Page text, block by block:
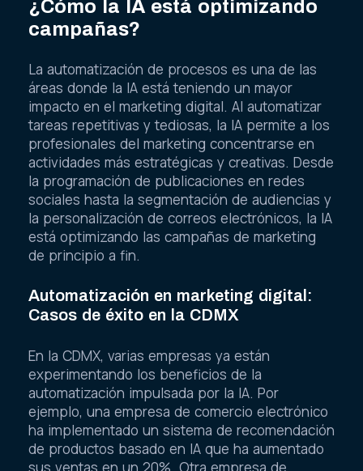
¿Cómo la IA está optimizando
campañas?
La automatización de procesos es una de las
áreas donde la IA está teniendo un mayor
impacto en el marketing digital. Al automatizar
tareas repetitivas y tediosas, la IA permite a los
profesionales del marketing concentrarse en
actividades más estratégicas y creativas. Desde
la programación de publicaciones en redes
sociales hasta la segmentación de audiencias y
la personalización de correos electrónicos, la IA
está optimizando las campañas de marketing
de principio a fin.
Automatización en marketing digital:
Casos de éxito en la CDMX
En la CDMX, varias empresas ya están
experimentando los beneficios de la
automatización impulsada por la IA. Por
ejemplo, una empresa de comercio electrónico
ha implementado un sistema de recomendación
de productos basado en IA que ha aumentado
sus ventas en un 20%. Otra empresa de